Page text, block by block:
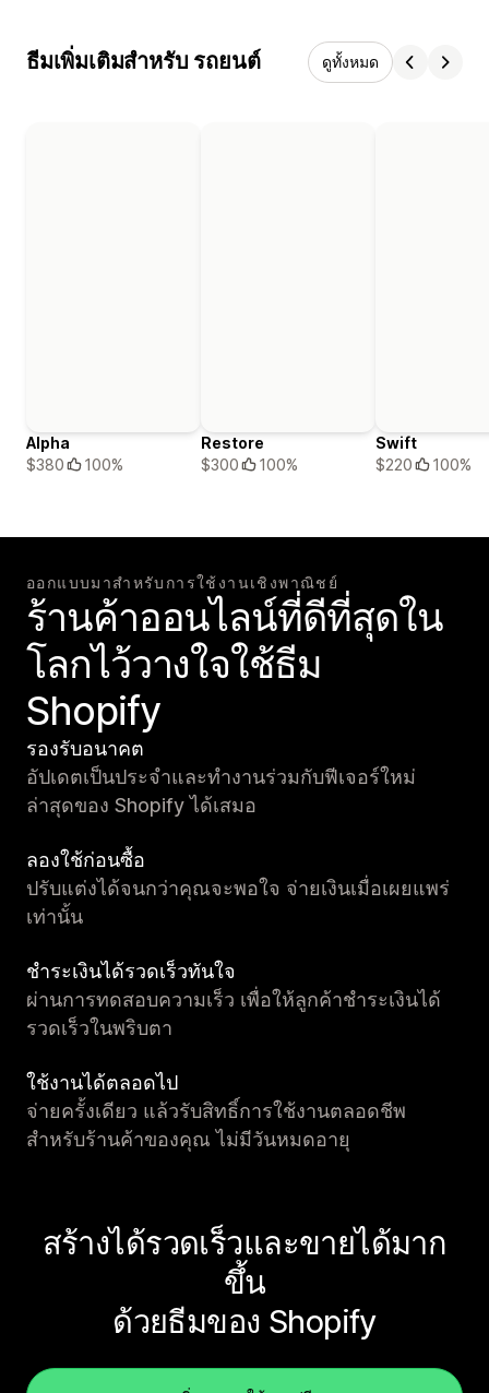
ธีมเพิ่มเติมสำหรับ รถยนต์ ดูทั้งหมด
Alpha
$380
100%
Restore
$300
100%
Swift
$220
100%
ออกแบบมาสำหรับการใช้งานเชิงพาณิชย์
ร้านค้าออนไลน์ที่ดีที่สุดใน
โลกไว้วางใจใช้ธีม
Shopify
รองรับอนาคต
อัปเดตเป็นประจำและทำงานร่วมกับฟีเจอร์ใหม่
ล่าสุดของ Shopify ได้เสมอ
ลองใช้ก่อนซื้อ
ปรับแต่งได้จนกว่าคุณจะพอใจ จ่ายเงินเมื่อเผยแพร่
เท่านั้น
ชำระเงินได้รวดเร็วทันใจ
ผ่านการทดสอบความเร็ว เพื่อให้ลูกค้าชำระเงินได้
รวดเร็วในพริบตา
ใช้งานได้ตลอดไป
จ่ายครั้งเดียว แล้วรับสิทธิ์การใช้งานตลอดชีพ
สำหรับร้านค้าของคุณ ไม่มีวันหมดอายุ
สร้างได้รวดเร็วและขายได้มาก
ขึ้น
ด้วยธีมของ Shopify